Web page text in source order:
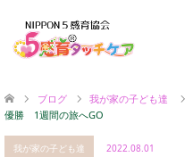
ブログ 我が家の子ども達
優勝 1週間の旅へGO
我が家の子ども達 2022.08.01